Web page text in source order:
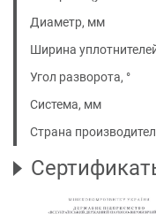
Диаметр, мм
Ширина
Угол разворота, °
Система, мм
Страна